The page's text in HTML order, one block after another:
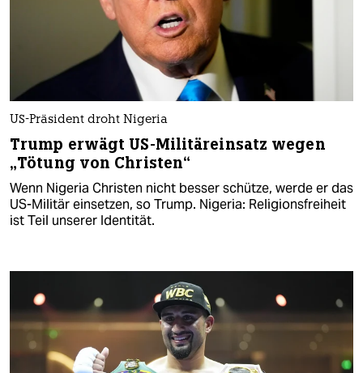
US-Präsident droht Nigeria
Trump erwägt US-Militäreinsatz wegen
„Tötung von Christen“
Wenn Nigeria Christen nicht besser schütze, werde er das
US-Militär einsetzen, so Trump. Nigeria: Religionsfreiheit
ist Teil unserer Identität.